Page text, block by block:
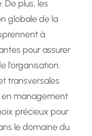
plus, les
globale de la
à
pour assurer
l’organisation.
transversales
management
précieux pour
le domaine du